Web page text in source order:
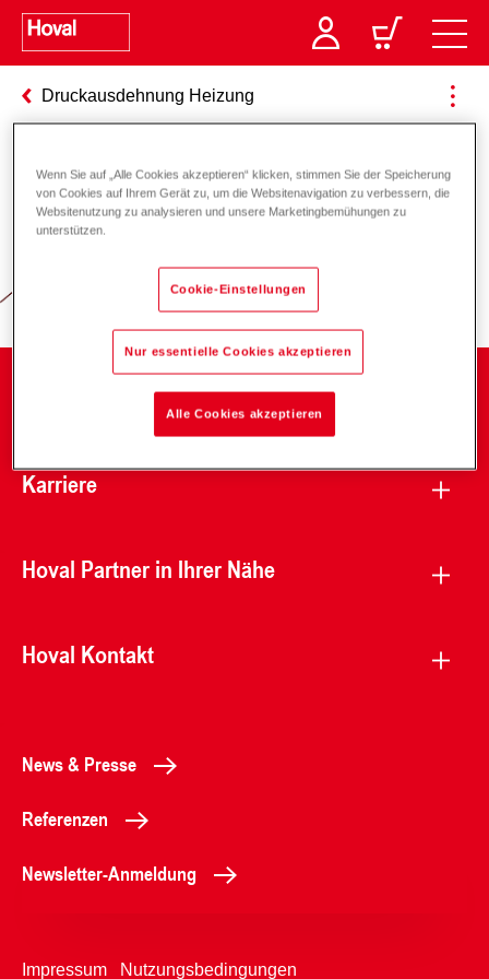
Druckausdehnung Heizung
Verantwortung für Energie und
Karriere
Hoval Partner in Ihrer Nähe
Hoval Kontakt
News & Presse
Referenzen
Newsletter-Anmeldung
Impressum Nutzungsbedingungen
Wenn Sie auf „Alle Cookies akzeptieren“ klicken, stimmen Sie der Speicherung
von Cookies auf Ihrem Gerät zu, um die Websitenavigation zu verbessern, die
Websitenutzung zu analysieren und unsere Marketingbemühungen zu
unterstützen.
Cookie-Einstellungen
Nur essentielle Cookies akzeptieren
Alle Cookies akzeptieren